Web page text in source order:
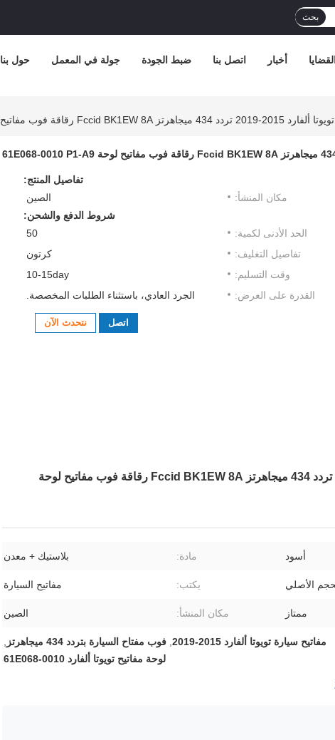
بحث
حول بنا جولة في المعمل ضبط الجودة اتصل بنا أخبار
تفاصيل المنتج:
مكان المنشأ:
الصين
شروط الدفع والشحن:
الحد الأدنى لكمية:
50
تفاصيل التغليف:
كرتون
وقت التسليم:
10-15day
القدرة على العرض:
الجرد العادي، باستثناء الطلبات المخصصة.
اتصل نتحدث الآن
HN005263 مفاتيح سيارة تويوتا ألفارد 2015-2019 تردد 434 ميجاهرتز Fccid BK1EW 8A رقاقة فوب مفاتيح لوحة
أسود مادة: بلاستيك + معدن
الأصلي يكتب: مفاتيح السيارة
ممتاز مكان المنشأ: الصين
مفاتيح سيارة تويوتا ألفارد 2015-2019 , فوب مفتاح السيارة بتردد 434 ميجاهرتز
,
لوحة مفاتيح تويوتا ألفارد 61E068-0010